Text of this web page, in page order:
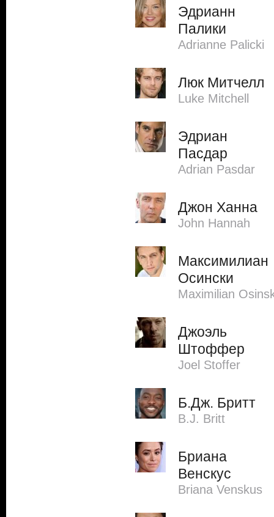
Эдрианн
Палики
Adrianne Palicki
Люк Митчелл
Luke Mitchell
Эдриан
Пасдар
Adrian Pasdar
Джон Ханна
John Hannah
Максимилиан
Осински
Maximilian
Джоэль
Штоффер
Joel Stoffer
Б.Дж. Бритт
B.J. Britt
Бриана
Венскус
Briana Venskus